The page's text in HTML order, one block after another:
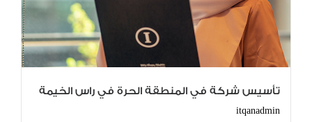
تأسيس شركة في المنطقة الحرة في راس الخيمة
itqanadmin